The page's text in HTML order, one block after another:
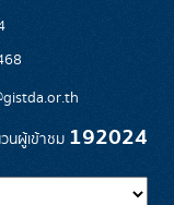
นผู้เข้าชม 192024